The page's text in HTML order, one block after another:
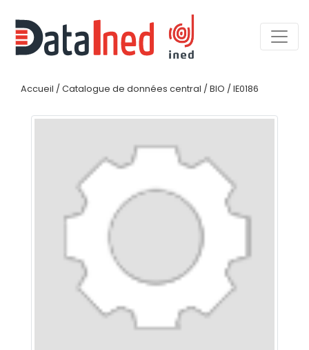
Accueil / Catalogue de données central / BIO / IE0186